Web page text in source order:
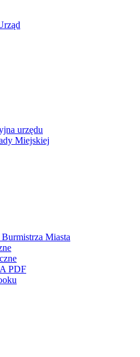
urzędu
Miejskiej
Miasta
PDF